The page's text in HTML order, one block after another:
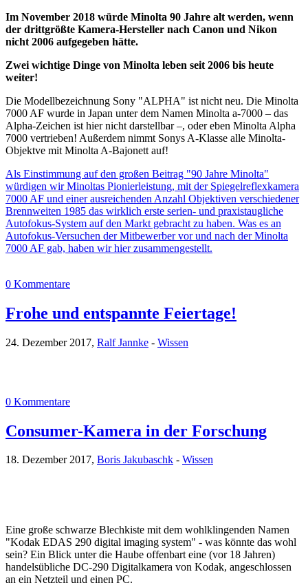
Im November 2018 würde Minolta 90 Jahre alt werden, wenn
der drittgrößte Kamera-Hersteller nach Canon und Nikon
nicht 2006 aufgegeben hätte.
Zwei wichtige Dinge von Minolta leben seit 2006 bis heute
weiter!
Die Modellbezeichnung Sony "ALPHA" ist nicht neu. Die Minolta
7000 AF wurde in Japan unter dem Namen Minolta a-7000 – das
Alpha-Zeichen ist hier nicht darstellbar –, oder eben Minolta Alpha
7000 vertrieben! Außerdem nimmt Sonys A-Klasse alle Minolta-
Objektve mit Minolta A-Bajonett auf!
Als Einstimmung auf den großen Beitrag "90 Jahre Minolta"
würdigen wir Minoltas Pionierleistung, mit der Spiegelreflexkamera
7000 AF und einer ausreichenden Anzahl Objektiven verschiedener
Brennweiten 1985 das wirklich erste serien- und praxistaugliche
Autofokus-System auf den Markt gebracht zu haben. Was es an
Autofokus-Versuchen der Mitbewerber vor und nach der Minolta
7000 AF gab, haben wir hier zusammengestellt.
0 Kommentare
Frohe und entspannte Feiertage!
24. Dezember 2017, Ralf Jannke - Wissen
0 Kommentare
Consumer-Kamera in der Forschung
18. Dezember 2017, Boris Jakubaschk - Wissen
Eine große schwarze Blechkiste mit dem wohlklingenden Namen
"Kodak EDAS 290 digital imaging system" - was könnte das wohl
sein? Ein Blick unter die Haube offenbart eine (vor 18 Jahren)
handelsübliche DC-290 Digitalkamera von Kodak, angeschlossen
an ein Netzteil und einen PC.